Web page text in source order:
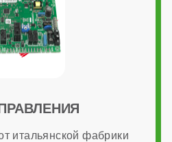
итальянской фабрики